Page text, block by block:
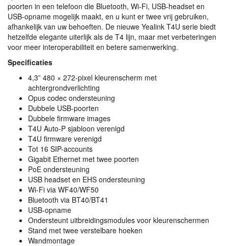
poorten in een telefoon die Bluetooth, Wi-Fi, USB-headset en
USB-opname mogelijk maakt, en u kunt er twee vrij gebruiken,
afhankelijk van uw behoeften. De nieuwe Yealink T4U serie biedt
hetzelfde elegante uiterlijk als de T4 lijn, maar met verbeteringen
voor meer interoperabiliteit en betere samenwerking.
Specificaties
4,3” 480 × 272-pixel kleurenscherm met
achtergrondverlichting
Opus codec ondersteuning
Dubbele USB-poorten
Dubbele firmware images
T4U Auto-P sjabloon verenigd
T4U firmware verenigd
Tot 16 SIP-accounts
Gigabit Ethernet met twee poorten
PoE ondersteuning
USB headset en EHS ondersteuning
Wi-Fi via WF40/WF50
Bluetooth via BT40/BT41
USB-opname
Ondersteunt uitbreidingsmodules voor kleurenschermen
Stand met twee verstelbare hoeken
Wandmontage